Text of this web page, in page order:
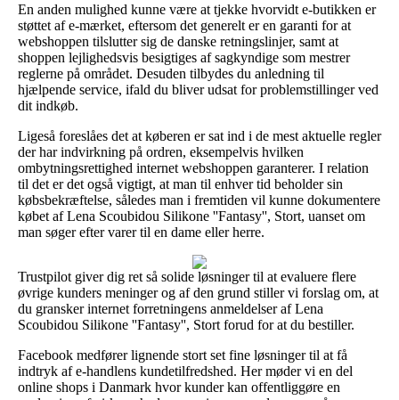
En anden mulighed kunne være at tjekke hvorvidt e-butikken er
støttet af e-mærket, eftersom det generelt er en garanti for at
webshoppen tilslutter sig de danske retningslinjer, samt at
shoppen lejlighedsvis besigtiges af sagkyndige som mestrer
reglerne på området. Desuden tilbydes du anledning til
hjælpende service, ifald du bliver udsat for problemstillinger ved
dit indkøb.
Ligeså foreslåes det at køberen er sat ind i de mest aktuelle regler
der har indvirkning på ordren, eksempelvis hvilken
ombytningsrettighed internet webshoppen garanterer. I relation
til det er det også vigtigt, at man til enhver tid beholder sin
købsbekræftelse, således man i fremtiden vil kunne dokumentere
købet af Lena Scoubidou Silikone ''Fantasy'', Stort, uanset om
man søger efter varer til en dame eller herre.
Trustpilot giver dig ret så solide løsninger til at evaluere flere
øvrige kunders meninger og af den grund stiller vi forslag om, at
du gransker internet forretningens anmeldelser af Lena
Scoubidou Silikone ''Fantasy'', Stort forud for at du bestiller.
Facebook medfører lignende stort set fine løsninger til at få
indtryk af e-handlens kundetilfredshed. Her møder vi en del
online shops i Danmark hvor kunder kan offentliggøre en